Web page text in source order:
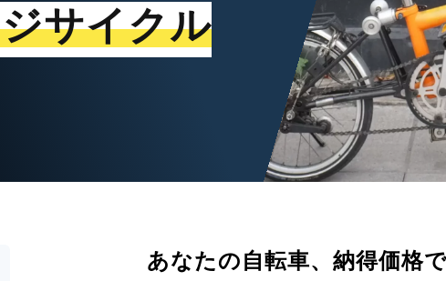
サイクル
あなたの自転車、 納得価格